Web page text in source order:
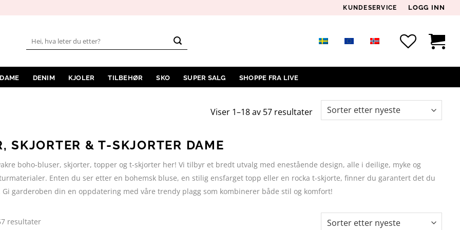
KUNDESERVICE LOGG INN
Søk
etter:
DENIM KJOLER TILBEHØR SKO SUPER SALG SHOPPE FRA LIVE
Viser 1–18 av 57 resultaterSortert
SKJORTER & T-SKJORTER DAME
boho-bluser, skjorter, topper og t-skjorter her! Vi tilbyr et bredt utvalg med enestående design, alle i deilige, myke og
Enten du ser etter en bohemsk bluse, en stilig ensfarget topp eller en rocka t-skjorte, finner du garantert det du
garderoben din en oppdatering med våre trendy plagg som kombinerer både stil og komfort!
resultaterSortert